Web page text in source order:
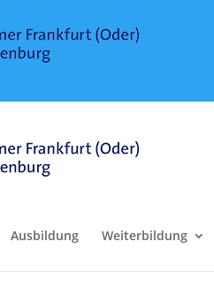
Ausbildung Weiterbildung